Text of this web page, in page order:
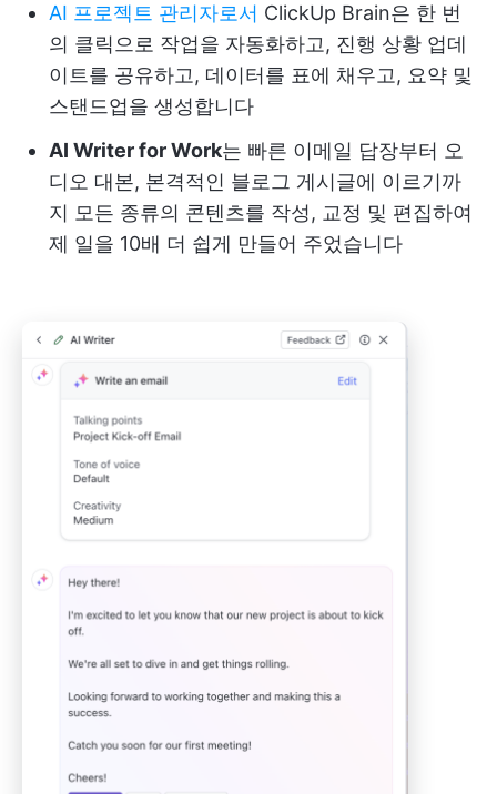
AI 프로젝트 관리자로서 ClickUp Brain은 한 번
의 클릭으로 작업을 자동화하고, 진행 상황 업데
이트를 공유하고, 데이터를 표에 채우고, 요약 및
스탠드업을 생성합니다
AI Writer for Work는 빠른 이메일 답장부터 오
디오 대본, 본격적인 블로그 게시글에 이르기까
지 모든 종류의 콘텐츠를 작성, 교정 및 편집하여
제 일을 10배 더 쉽게 만들어 주었습니다